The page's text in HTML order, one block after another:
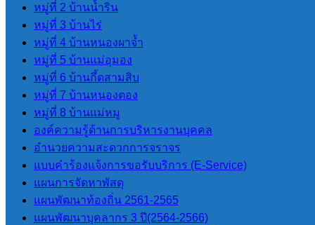
หมู่ที่ 2 บ้านน้ำริน
หมู่ที่ 3 บ้านไร่
หมู่ที่ 4 บ้านหนองผาจ้ำ
หมู่ที่ 5 บ้านแม่อุมอง
หมู่ที่ 6 บ้านกึ้ดสามสิบ
หมู่ที่ 7 บ้านหนองตอง
หมู่ที่ 8 บ้านแม่หมู
องค์ความรู้ด้านการบริหารงานบุคคล
อำนวยความสะดวกการจราจร
แบบคำร้องแจ้งการขอรับบริการ (E-Service)
แผนการจัดหาพัสดุ
แผนพัฒนาท้องถิ่น 2561-2565
แผนพัฒนาบุคลากร 3 ปี(2564-2566)
ระเบียบข้อกฏหมายที่เกี่ยวข้อง
รายงานต่างๆ
รายงานทางการเงิน
รายงานการประชุมสภา
งบประมาณรายจ่ายประจำปี
รายงานผลการดำเนินการโครงการ
ต่างๆ ปีงบประมาณ 2568
รายงานผลการป้องกันการทุจริต